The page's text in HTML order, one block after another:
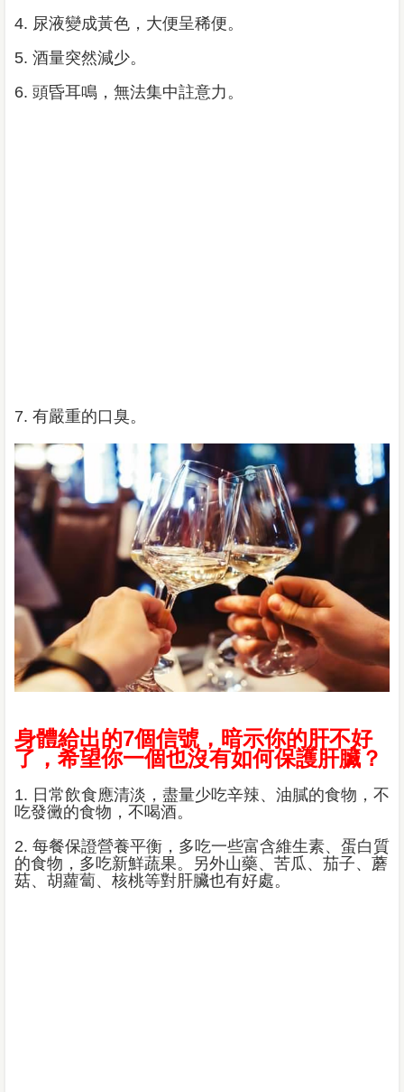
4. 尿液變成黃色，大便呈稀便。
5. 酒量突然減少。
6. 頭昏耳鳴，無法集中註意力。
7. 有嚴重的口臭。
身體給出的7個信號，暗示你的肝不好
了，希望你一個也沒有如何保護肝臟？
1. 日常飲食應清淡，盡量少吃辛辣、油膩的食物，不
吃發黴的食物，不喝酒。
2. 每餐保證營養平衡，多吃一些富含維生素、蛋白質
的食物，多吃新鮮蔬果。另外山藥、苦瓜、茄子、蘑
菇、胡蘿蔔、核桃等對肝臟也有好處。